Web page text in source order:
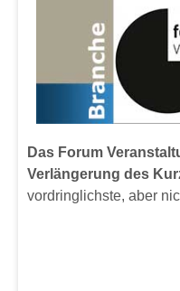
Das Forum
Verlängerung des
vordringlichste, aber